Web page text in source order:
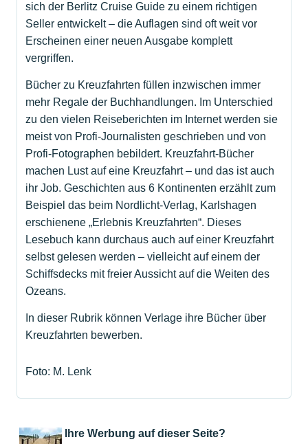
sich der Berlitz Cruise Guide zu einem richtigen
Seller entwickelt – die Auflagen sind oft weit vor
Erscheinen einer neuen Ausgabe komplett
vergriffen.
Bücher zu Kreuzfahrten füllen inzwischen immer
mehr Regale der Buchhandlungen. Im Unterschied
zu den vielen Reiseberichten im Internet werden sie
meist von Profi-Journalisten geschrieben und von
Profi-Fotographen bebildert. Kreuzfahrt-Bücher
machen Lust auf eine Kreuzfahrt – und das ist auch
ihr Job. Geschichten aus 6 Kontinenten erzählt zum
Beispiel das beim Nordlicht-Verlag, Karlshagen
erschienene „Erlebnis Kreuzfahrten“. Dieses
Lesebuch kann durchaus auch auf einer Kreuzfahrt
selbst gelesen werden – vielleicht auf einem der
Schiffsdecks mit freier Aussicht auf die Weiten des
Ozeans.
In dieser Rubrik können Verlage ihre Bücher über
Kreuzfahrten bewerben.
Foto: M. Lenk
Ihre Werbung auf dieser Seite?